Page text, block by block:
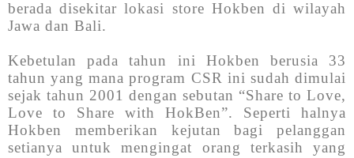
berada disekitar lokasi store Hokben di wilayah
Jawa dan Bali.
Kebetulan pada tahun ini Hokben berusia 33
tahun yang mana program CSR ini sudah dimulai
sejak tahun 2001 dengan sebutan “Share to Love,
Love to Share with HokBen”. Seperti halnya
Hokben memberikan kejutan bagi pelanggan
setianya untuk mengingat orang terkasih yang